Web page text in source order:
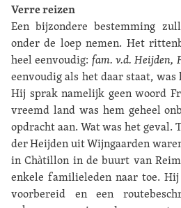
Verre reizen
Een bijzondere bestemming
onder de loep nemen. Het
heel eenvoudig: fam. v.d. Heijden,
eenvoudig als het daar staat,
Hij sprak namelijk geen woord
vreemd land was hem geheel
opdracht aan. Wat was het geval.
der Heijden uit Wijngaarden
in Chàtillon in de buurt van
enkele familieleden naar toe.
voorbereid en een